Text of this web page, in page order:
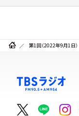
第1回（2022年9月1日